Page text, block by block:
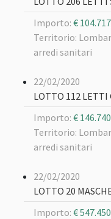
Importo: €
Territorio:
arredi sanitari
22/02/2020
LOTTO 112 LETTI
Importo: € 146.740
Territorio:
arredi sanitari
22/02/2020
LOTTO 20
Importo: € 547.450